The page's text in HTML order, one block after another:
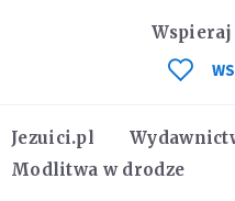
Jezuici.pl
Modlitwa w drodze
Wspieraj